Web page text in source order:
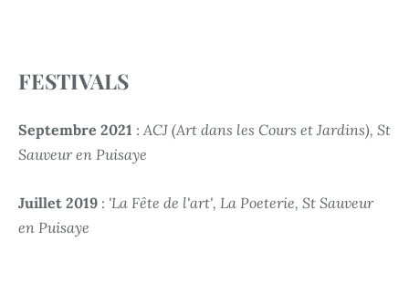
FESTIVALS
Septembre 2021 : ACJ (Art dans les Cours et Jardins), St
Sauveur en Puisaye
Juillet 2019 : 'La Fête de l'art', La Poeterie, St Sauveur
en Puisaye